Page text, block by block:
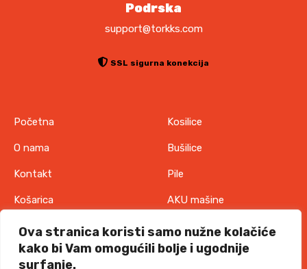
Ova stranica koristi samo nužne kolačiće
kako bi Vam omogućili bolje i ugodnije
surfanje.
Podrska
support@torkks.com
SSL sigurna konekcija
Početna
O nama
Kontakt
Košarica
Pravila o zaštiti
privatnosti
Kosilice
Bušilice
Pile
AKU mašine
IT oprema